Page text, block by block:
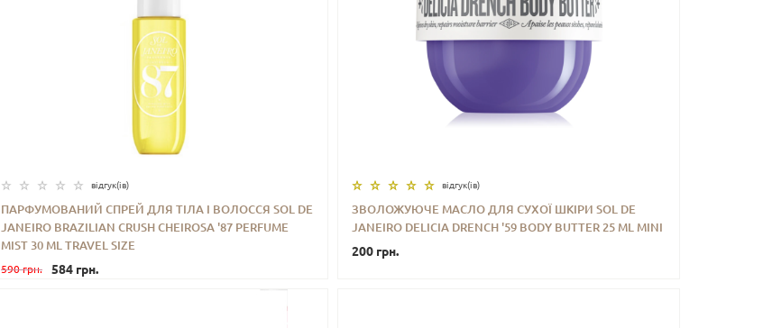
відгук(iв)
ПАРФУМОВАНИЙ СПРЕЙ ДЛЯ ТІЛА І ВОЛОССЯ SOL DE
JANEIRO BRAZILIAN CRUSH CHEIROSA '87 PERFUME
MIST 30 ML TRAVEL SIZE
590 грн. 584 грн.
- +
відгук(iв)
ЗВОЛОЖУЮЧЕ МАСЛО ДЛЯ СУХОЇ ШКІРИ SOL DE
JANEIRO DELICIA DRENCH '59 BODY BUTTER 25 ML MINI
200 грн.